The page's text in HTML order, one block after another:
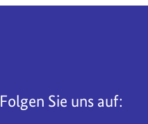
Folgen Sie uns auf: